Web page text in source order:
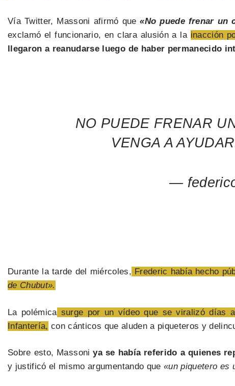
Vía Twitter, Massoni afirmó que«No puede frenar un
exclamó el funcionario, en clara alusión a la inacción
llegaron a reanudarse luego de haber permanecido
NO PUEDE FRENAR
VENGA A
—
Durante la tarde del miércoles, Frederic había hecho
de Chubut».
La polémica surge por un vídeo que se viralizó días
Infantería, con cánticos que aluden a piqueteros y
Sobre esto, Massoniya se había referido a quienes
y justificó el mismo argumentando que «un piquetero es